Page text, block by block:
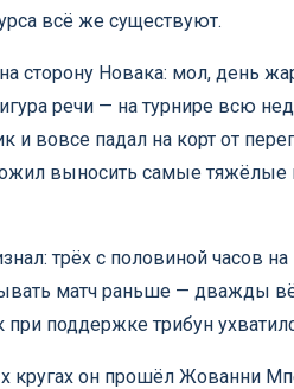
всё же существуют.
Новака: мол, день
речи — на турнире всю
и вовсе падал на корт от
выносить самые тяжёлые
трёх с половиной часов
матч раньше — дважды
поддержке трибун
кругах он прошёл Жованни